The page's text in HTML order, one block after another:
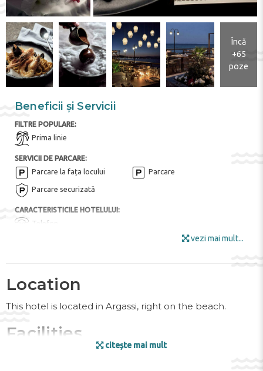
Încă
+65
poze
Beneficii și Servicii
FILTRE POPULARE:
Prima linie
SERVICII DE PARCARE:
Parcare la fața locului Parcare
Parcare securizată
CARACTERISTICILE HOTELULUI:
Telefon
FACILITĂȚILE HOTELULUI:
Bar
Zona de gradina Internet
Lounge cu televizor
Snack Bar la piscină
vezi mai mult...
Location
This hotel is located in Argassi, right on the beach.
Facilities
citește mai mult